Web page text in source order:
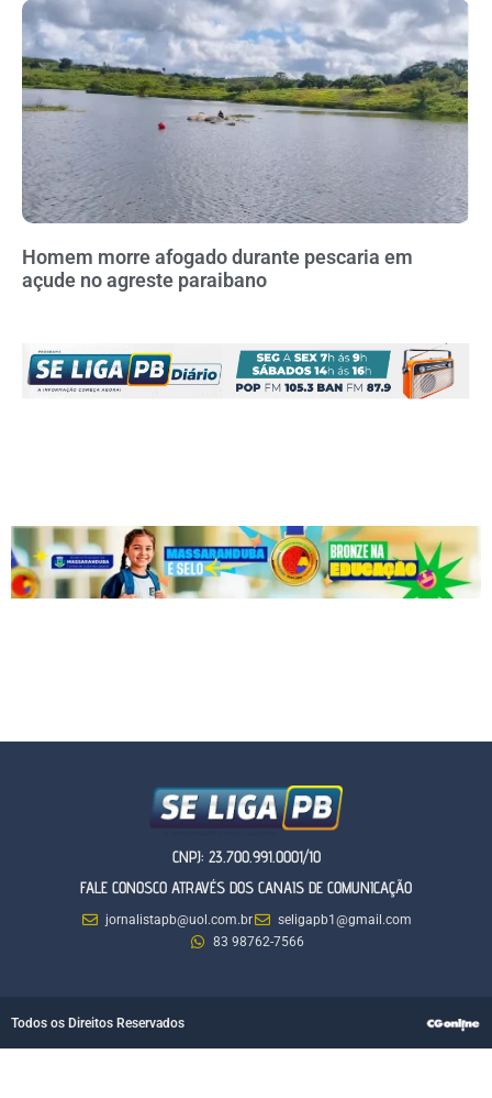
Homem morre afogado durante pescaria em
açude no agreste paraibano
CNPJ: 23.700.991.0001/10
FALE CONOSCO ATRAVÉS DOS CANAIS DE COMUNICAÇÃO
jornalistapb@uol.com.br
seligapb1@gmail.com
83 98762-7566
Todos os Direitos Reservados